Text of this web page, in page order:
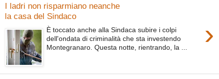
I ladri non risparmiano neanche
la casa del Sindaco
›
È toccato anche alla Sindaca subire i colpi
dell'ondata di criminalità che sta investendo
Montegranaro. Questa notte, rientrando, la ...